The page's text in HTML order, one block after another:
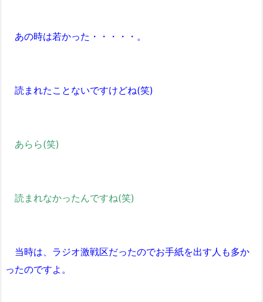
あの時は若かった・・・・・。
読まれたことないですけどね(笑)
あらら(笑)
読まれなかったんですね(笑)
当時は、ラジオ激戦区だったのでお手紙を出す人も多か
ったのですよ。